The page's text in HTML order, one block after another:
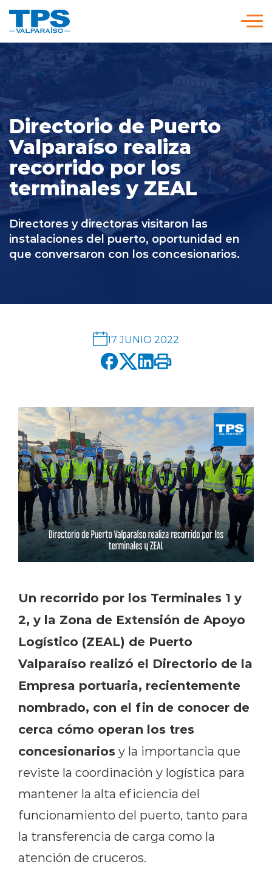
Somos TPS
Nuestra Visión Estratégica
Servicios y Tarifas
Políticas y Procedimientos
Prensa
Directorio de Puerto
Valparaíso realiza
recorrido por los
terminales y ZEAL
Directores y directoras visitaron las
instalaciones del puerto, oportunidad en
que conversaron con los concesionarios.
17 JUNIO 2022
Un recorrido por los Terminales 1 y
2, y la Zona de Extensión de Apoyo
Logístico (ZEAL) de Puerto
Valparaíso realizó el Directorio de la
Empresa portuaria, recientemente
nombrado, con el fin de conocer de
cerca cómo operan los tres
concesionariosy la importancia que
reviste la coordinación y logística para
mantener la alta eficiencia del
funcionamiento del puerto, tanto para
la transferencia de carga como la
atención de cruceros.